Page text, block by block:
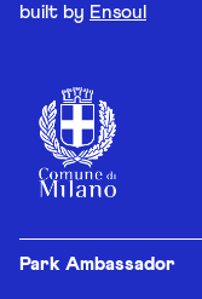
built by Ensoul
Park Ambassador